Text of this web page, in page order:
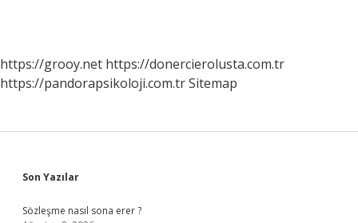
https://grooy.net https://donercierolusta.com.tr
https://pandorapsikoloji.com.trSitemap
Sidebar
Son Yazılar
Sözleşme nasıl sona erer ?